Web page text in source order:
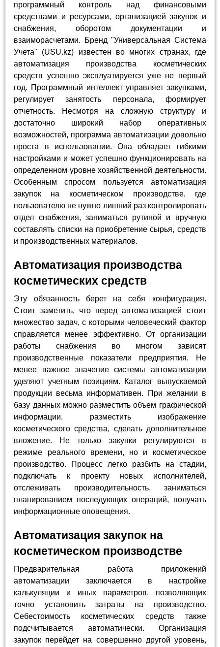
программный контроль над финансовыми
средствами и ресурсами, организацией закупок и
снабжения, оборотом документации и
взаиморасчетами. Бренд "Универсальная Система
Учета" (USU.kz) известен во многих странах, где
автоматизация производства косметических
средств успешно эксплуатируется уже не первый
год. Программный интеллект управляет закупками,
регулирует занятость персонала, формирует
отчетность. Несмотря на сложную структуру и
достаточно широкий набор оперативных
возможностей, программа автоматизации довольно
проста в использовании. Она обладает гибкими
настройками и может успешно функционировать на
определенном уровне хозяйственной деятельности.
Особенным спросом пользуется автоматизация
закупок на косметическом производстве, где
пользователю не нужно лишний раз контролировать
отдел снабжения, заниматься рутиной и вручную
составлять списки на приобретение сырья, средств
и производственных материалов.
Автоматизация производства
косметических средств
Эту обязанность берет на себя конфигурация.
Стоит заметить, что перед автоматизацией стоит
множество задач, с которыми человеческий фактор
справляется менее эффективно. От организации
работы снабжения во многом зависят
производственные показатели предприятия. Не
менее важное значение системы автоматизации
уделяют учетным позициям. Каталог выпускаемой
продукции весьма информативен. При желании в
базу данных можно разместить объем графической
информации, разместить изображение
косметического средства, сделать дополнительное
вложение. Не только закупки регулируются в
режиме реального времени, но и косметическое
производство. Процесс легко разбить на стадии,
подключать к проекту новых исполнителей,
отслеживать производительность, заниматься
планированием последующих операций, получать
информационные оповещения.
Автоматизация закупок на
косметическом производстве
Предварительная работа приложений
автоматизации заключается в настройке
калькуляции и иных параметров, позволяющих
точно установить затраты на производство.
Себестоимость косметических средств также
подсчитывается автоматически. Организация
закупок перейдет на совершенно другой уровень,